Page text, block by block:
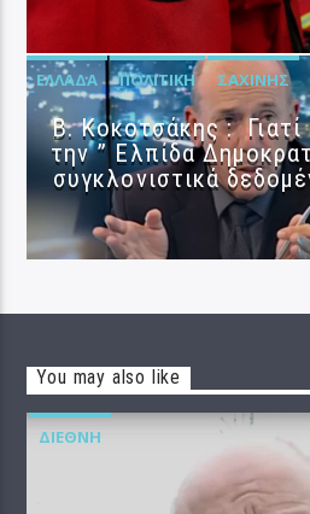
ΕΛΛΆΔΑ ΠΟΛΙΤΙΚΉ ΣΑΧΊΝΗΣ
Β. Κοκοτσάκης :
την ” Ελπίδα
συγκλονιστικά
You may also like
ΔΙΕΘΝΉ